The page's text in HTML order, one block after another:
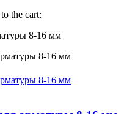
the cart:
8-16 мм